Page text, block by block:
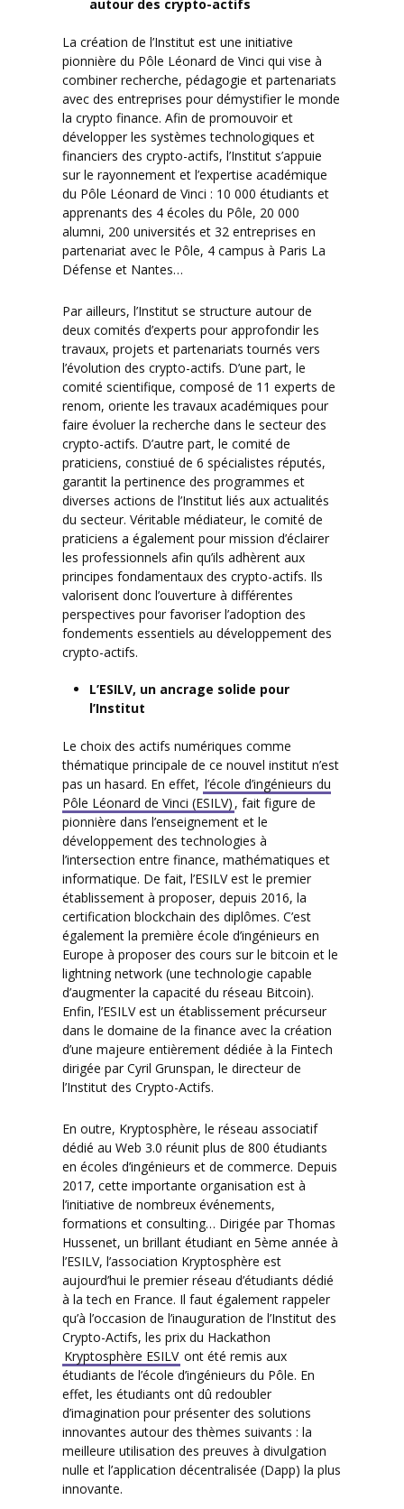
autour des crypto-actifs
La création de l’Institut est une initiative
pionnière du Pôle Léonard de Vinci qui vise à
combiner recherche, pédagogie et partenariats
avec des entreprises pour démystifier le monde
la crypto finance. Afin de promouvoir et
développer les systèmes technologiques et
financiers des crypto-actifs, l’Institut s’appuie
sur le rayonnement et l’expertise académique
du Pôle Léonard de Vinci : 10 000 étudiants et
apprenants des 4 écoles du Pôle, 20 000
alumni, 200 universités et 32 entreprises en
partenariat avec le Pôle, 4 campus à Paris La
Défense et Nantes…
Par ailleurs, l’Institut se structure autour de
deux comités d’experts pour approfondir les
travaux, projets et partenariats tournés vers
l’évolution des crypto-actifs. D’une part, le
comité scientifique, composé de 11 experts de
renom, oriente les travaux académiques pour
faire évoluer la recherche dans le secteur des
crypto-actifs. D’autre part, le comité de
praticiens, constiué de 6 spécialistes réputés,
garantit la pertinence des programmes et
diverses actions de l’Institut liés aux actualités
du secteur. Véritable médiateur, le comité de
praticiens a également pour mission d’éclairer
les professionnels afin qu’ils adhèrent aux
principes fondamentaux des crypto-actifs. Ils
valorisent donc l’ouverture à différentes
perspectives pour favoriser l’adoption des
fondements essentiels au développement des
crypto-actifs.
L’ESILV, un ancrage solide pour
l’Institut
Le choix des actifs numériques comme
thématique principale de ce nouvel institut n’est
pas un hasard. En effet, l’école d’ingénieurs du
Pôle Léonard de Vinci (ESILV) , fait figure de
pionnière dans l’enseignement et le
développement des technologies à
l’intersection entre finance, mathématiques et
informatique. De fait, l’ESILV est le premier
établissement à proposer, depuis 2016, la
certification blockchain des diplômes. C’est
également la première école d’ingénieurs en
Europe à proposer des cours sur le bitcoin et le
lightning network (une technologie capable
d’augmenter la capacité du réseau Bitcoin).
Enfin, l’ESILV est un établissement précurseur
dans le domaine de la finance avec la création
d’une majeure entièrement dédiée à la Fintech
dirigée par Cyril Grunspan, le directeur de
l’Institut des Crypto-Actifs.
En outre, Kryptosphère, le réseau associatif
dédié au Web 3.0 réunit plus de 800 étudiants
en écoles d’ingénieurs et de commerce. Depuis
2017, cette importante organisation est à
l’initiative de nombreux événements,
formations et consulting… Dirigée par Thomas
Hussenet, un brillant étudiant en 5ème année à
l’ESILV, l’association Kryptosphère est
aujourd’hui le premier réseau d’étudiants dédié
à la tech en France. Il faut également rappeler
qu’à l’occasion de l’inauguration de l’Institut des
Crypto-Actifs, les prix du Hackathon
Kryptosphère ESILV ont été remis aux
étudiants de l’école d’ingénieurs du Pôle. En
effet, les étudiants ont dû redoubler
d’imagination pour présenter des solutions
innovantes autour des thèmes suivants : la
meilleure utilisation des preuves à divulgation
nulle et l’application décentralisée (Dapp) la plus
innovante.